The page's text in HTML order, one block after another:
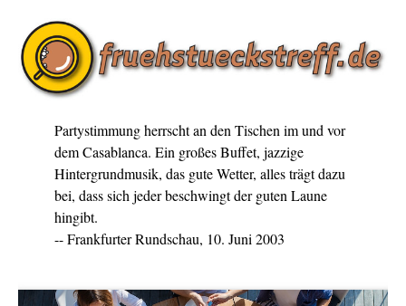
Partystimmung herrscht an den Tischen im und vor
dem Casablanca. Ein großes Buffet, jazzige
Hintergrundmusik, das gute Wetter, alles trägt dazu
bei, dass sich jeder beschwingt der guten Laune
hingibt.
-- Frankfurter Rundschau, 10. Juni 2003